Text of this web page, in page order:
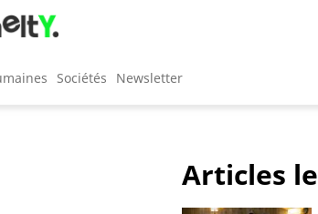
Sociétés Newsletter
Articles